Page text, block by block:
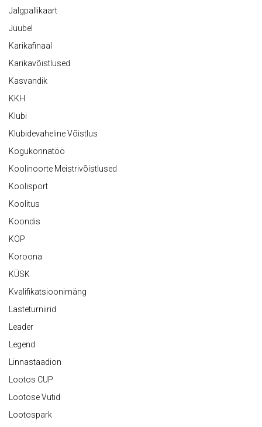
Jalgpallikaart
Juubel
Karikafinaal
Karikavõistlused
Kasvandik
KKH
Klubi
Klubidevaheline Võistlus
Kogukonnatöö
Koolinoorte Meistrivõistlused
Koolisport
Koolitus
Koondis
KOP
Koroona
KÜSK
Kvalifikatsioonimäng
Lasteturniirid
Leader
Legend
Linnastaadion
Lootos CUP
Lootose Vutid
Lootospark